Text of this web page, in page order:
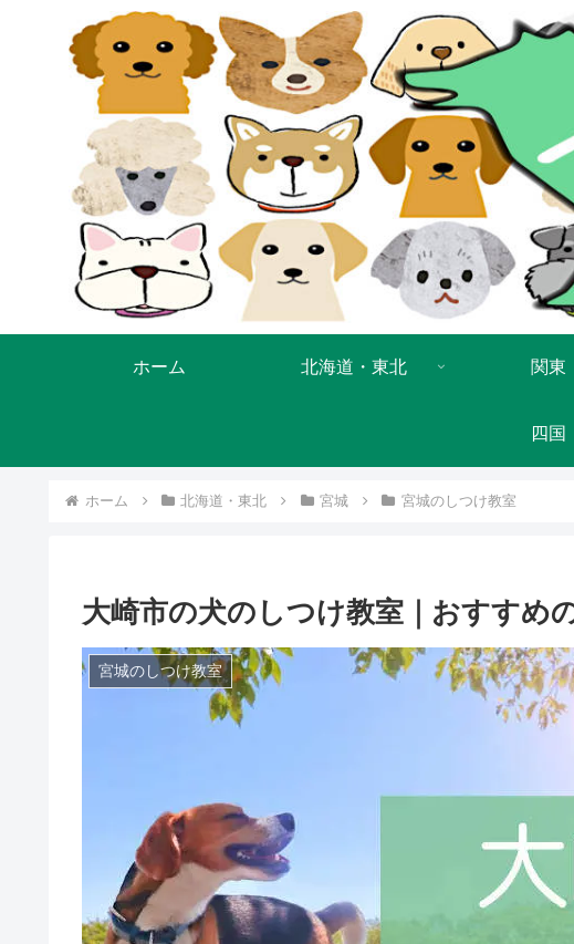
ホーム 北海道・東北 関東
四国
ホーム 北海道・東北 宮城 宮城のしつけ教室
大崎市の犬のしつけ教室｜おすすめ
宮城のしつけ教室